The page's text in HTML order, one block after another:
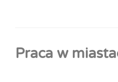
Praca w